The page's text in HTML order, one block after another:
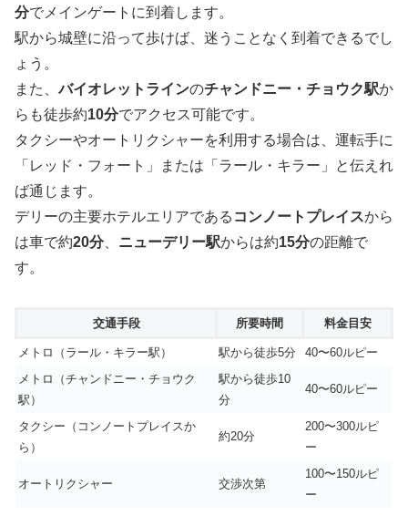
分でメインゲートに到着します。
駅から城壁に沿って歩けば、迷うことなく到着できるでし
ょう。
また、バイオレットラインのチャンドニー・チョウク駅か
らも徒歩約10分でアクセス可能です。
タクシーやオートリクシャーを利用する場合は、運転手に
「レッド・フォート」または「ラール・キラー」と伝えれ
ば通じます。
デリーの主要ホテルエリアである コンノートプレイスから
は車で約20分、 ニューデリー駅からは約15分の距離で
す。
交通手段 所要時間 料金目安
メトロ（ラール・キラー駅） 駅から徒歩5分
40〜60ルピー
メトロ（チャンドニー・チョウク
駅）
駅から徒歩10
分
40〜60ルピー
タクシー（コンノートプレイスか
ら）
約20分
200〜300ルピ
ー
オートリクシャー 交渉次第
100〜150ルピ
ー